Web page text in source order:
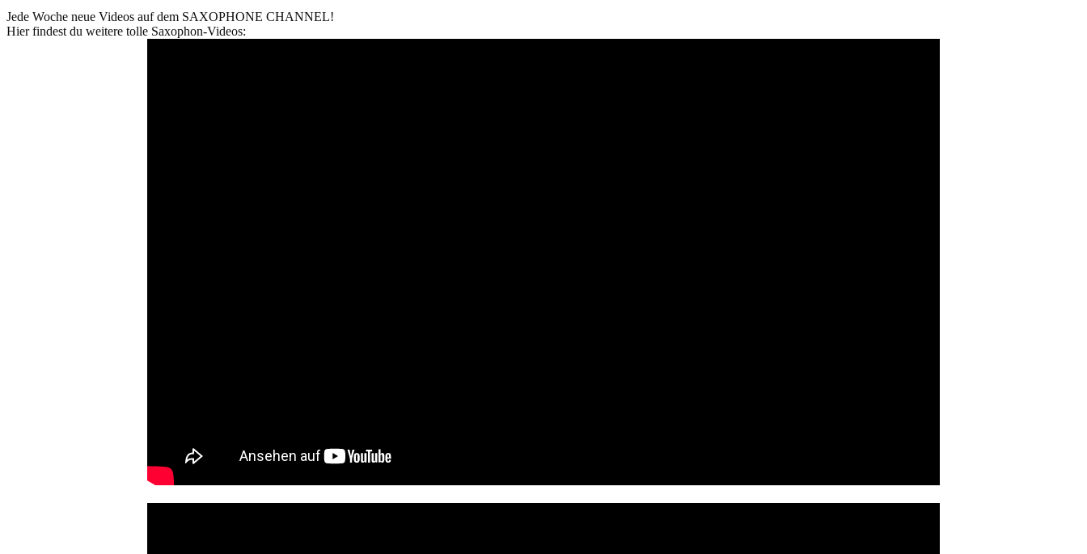
Jede Woche neue Videos auf dem SAXOPHONE CHANNEL!
Hier findest du weitere tolle Saxophon-Videos: